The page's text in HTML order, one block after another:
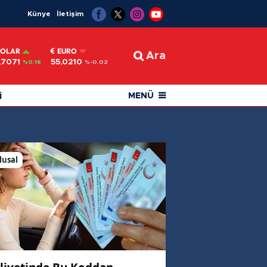
Künye İletişim
%0.16
EURO
55,0210 %-0.02
Ara
MENÜ